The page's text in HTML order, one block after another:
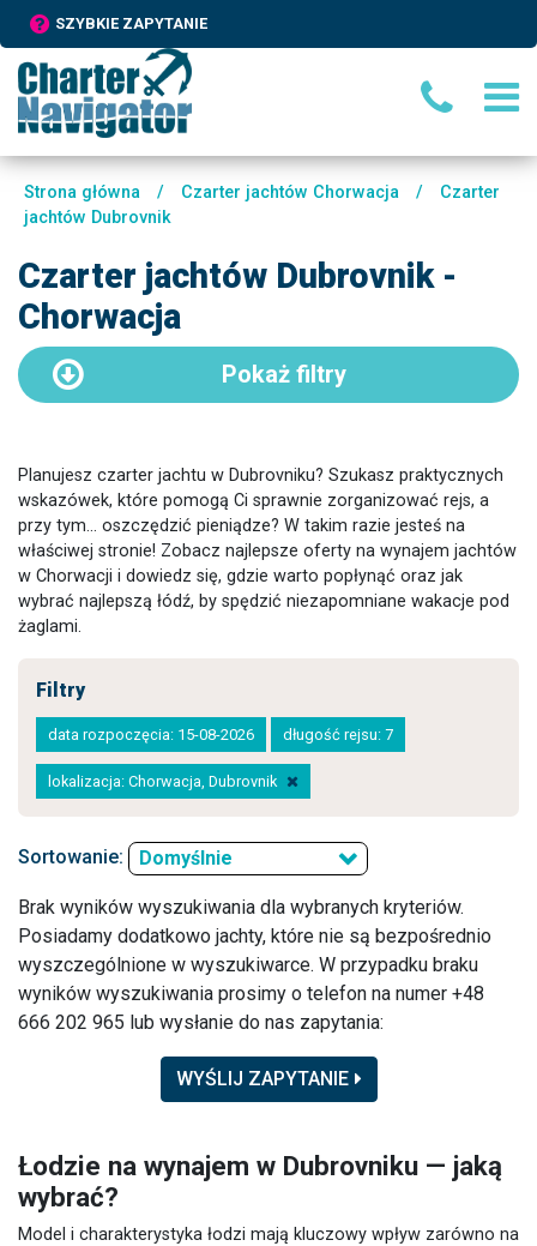
SZYBKIE ZAPYTANIE
Strona główna / Czarter jachtów Chorwacja /
Czarter
jachtów Dubrovnik
Czarter jachtów Dubrovnik -
Chorwacja
Pokaż filtry
Planujesz czarter jachtu w Dubrovniku? Szukasz praktycznych
wskazówek, które pomogą Ci sprawnie zorganizować rejs, a
przy tym... oszczędzić pieniądze? W takim razie jesteś na
właściwej stronie! Zobacz najlepsze oferty na wynajem jachtów
w Chorwacji i dowiedz się, gdzie warto popłynąć oraz jak
wybrać najlepszą łódź, by spędzić niezapomniane wakacje pod
żaglami.
Filtry
data rozpoczęcia: 15-08-2026 długość rejsu: 7
lokalizacja: Chorwacja, Dubrovnik
Sortowanie: Domyślnie
Brak wyników wyszukiwania dla wybranych kryteriów.
Posiadamy dodatkowo jachty, które nie są bezpośrednio
wyszczególnione w wyszukiwarce. W przypadku braku
wyników wyszukiwania prosimy o telefon na numer +48
666 202 965 lub wysłanie do nas zapytania:
WYŚLIJ ZAPYTANIE
Łodzie na wynajem w Dubrovniku — jaką
wybrać?
Model i charakterystyka łodzi mają kluczowy wpływ zarówno na